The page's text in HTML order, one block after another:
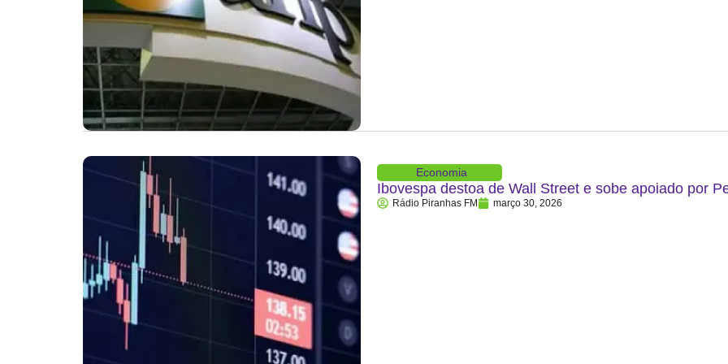
Economia
Ibovespa destoa de Wall Street e sobe apoiado por
Rádio Piranhas FM março 30, 2026